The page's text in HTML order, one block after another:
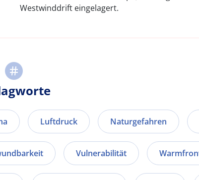
Westwinddrift eingelagert.
Luftdruck Naturgefahren
Vulnerabilität